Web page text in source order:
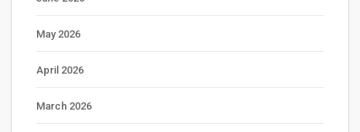
May 2026
April 2026
March 2026